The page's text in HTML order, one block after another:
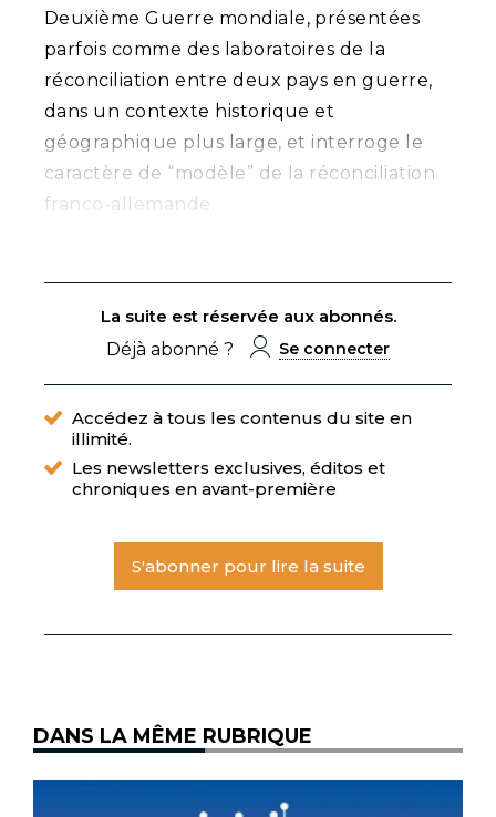
Deuxième Guerre mondiale, présentées
parfois comme des laboratoires de la
réconciliation entre deux pays en guerre,
dans un contexte historique et
géographique plus large, et interroge le
caractère de “modèle” de la réconciliation
franco-allemande.
La suite est réservée aux abonnés.
Déjà abonné ?
Se connecter
Accédez à tous les contenus du site en
illimité.
Les newsletters exclusives, éditos et
chroniques en avant-première
S'abonner pour lire la suite
DANS LA MÊME RUBRIQUE